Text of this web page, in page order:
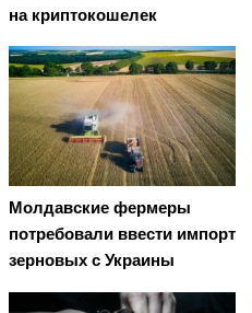
на криптокошелек
Молдавские фермеры
потребовали ввести импорт
зерновых с Украины